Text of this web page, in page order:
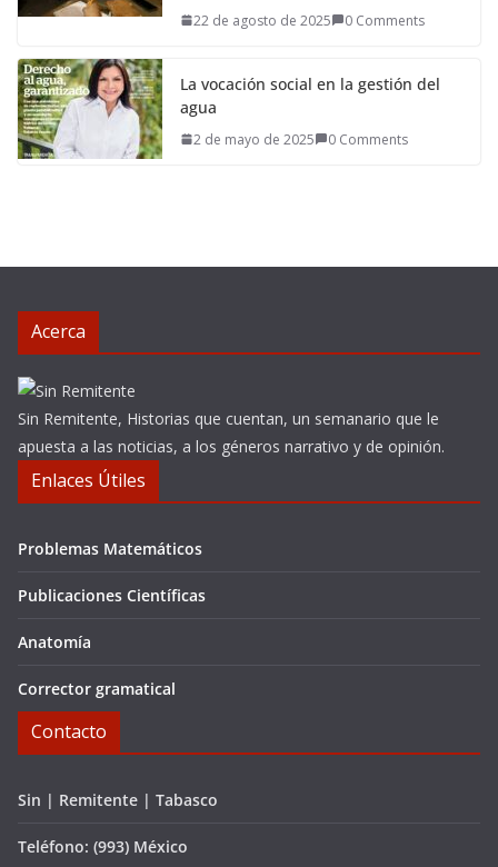
22 de agosto de 2025 0 Comments
La vocación social en la gestión del
agua
2 de mayo de 2025 0 Comments
Acerca
Sin Remitente, Historias que cuentan, un semanario que le
apuesta a las noticias, a los géneros narrativo y de opinión.
Enlaces Útiles
Problemas Matemáticos
Publicaciones Científicas
Anatomía
Corrector gramatical
Contacto
Sin | Remitente | Tabasco
Teléfono: (993) México